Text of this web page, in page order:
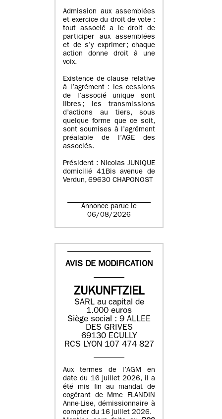
Admission aux assemblées
et exercice du droit de vote :
tout associé a le droit de
participer aux assemblées
et de s’y exprimer ; chaque
action donne droit à une
voix.
Existence de clause relative
à l’agrément : les cessions
de l’associé unique sont
libres ; les transmissions
d’actions au tiers, sous
quelque forme que ce soit,
sont soumises à l’agrément
préalable de l’AGE des
associés.
Président : Nicolas JUNIQUE
domicilié 41Bis avenue de
Verdun, 69630 CHAPONOST
Annonce parue le
06/08/2026
AVIS DE MODIFICATION
ZUKUNFTZIEL
SARL au capital de
1.000 euros
Siège social : 9 ALLEE
DES GRIVES
69130 ECULLY
RCS LYON 107 474 827
Aux termes de l’AGM en
date du 16 juillet 2026, il a
été mis fin au mandat de
cogérant de Mme FLANDIN
Anne-Lise, démissionnaire à
compter du 16 juillet 2026.